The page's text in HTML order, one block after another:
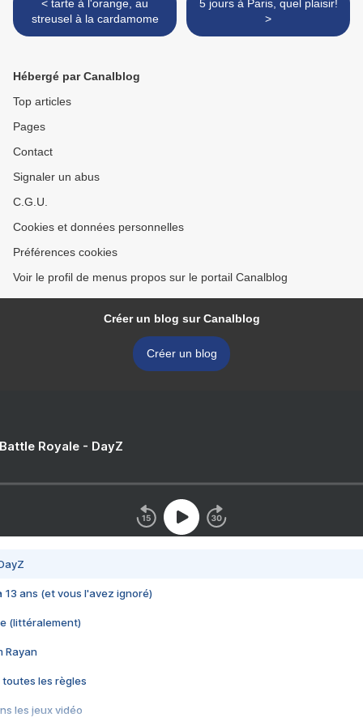
< tarte à l'orange, au
streusel à la cardamome
5 jours à Paris, quel plaisir!
>
Hébergé par Canalblog
Top articles
Pages
Contact
Signaler un abus
C.G.U.
Cookies et données personnelles
Préférences cookies
Voir le profil de menus propos sur le portail Canalblog
Créer un blog sur Canalblog
Créer un blog
Royale - DayZ
13 ans (et vous l'avez ignoré)
(littéralement)
Rayan
toutes les règles
les jeux vidéo